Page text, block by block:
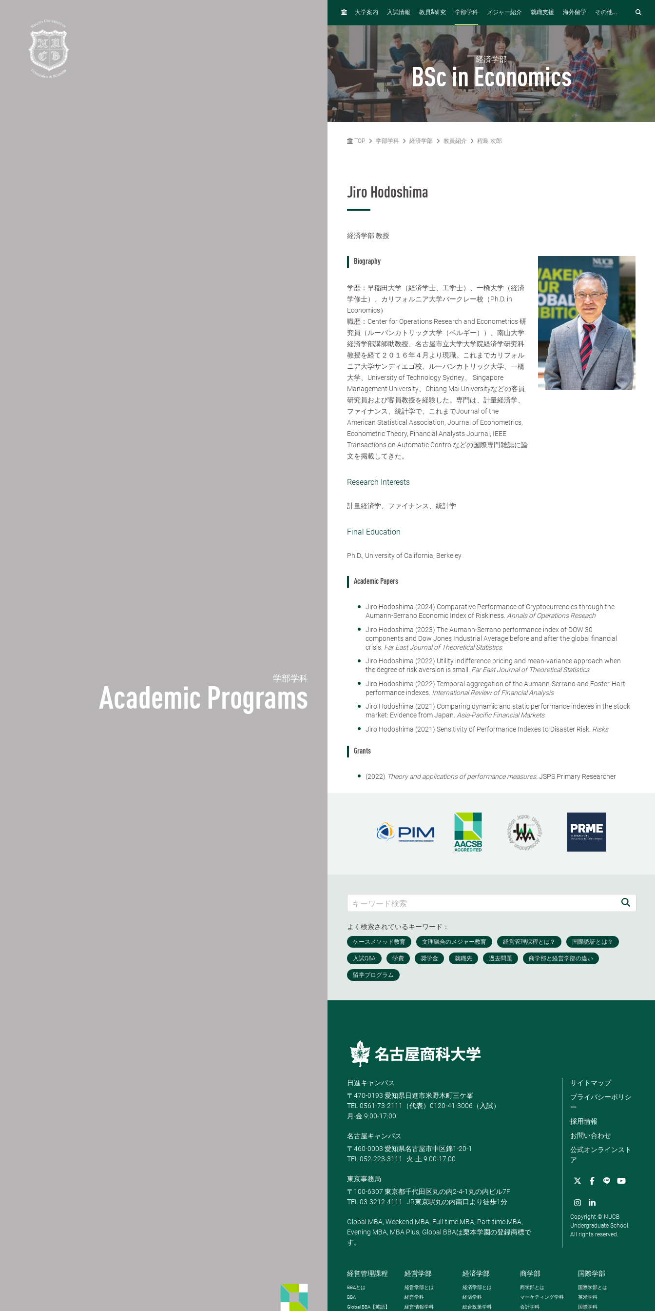
学部学科
Academic Programs
H
大学案内 入試情報 教員&研究 学部学科 メジャー紹介 就職支援 海外留学 その他...
経済学部
BSc in Economics
TOP 学部学科 経済学部 教員紹介 程島 次郎
Jiro Hodoshima
経済学部 教授
Biography
学歴：早稲田大学（経済学士、工学士）、一橋大学（経済
学修士）、カリフォルニア大学バークレー校（Ph.D. in
Economics）
職歴：Center for Operations Research and Econometrics 研
究員（ルーバンカトリック大学（ベルギー））、南山大学
経済学部講師助教授、名古屋市立大学大学院経済学研究科
教授を経て２０１６年４月より現職。これまでカリフォル
ニア大学サンディエゴ校、ルーバンカトリック大学、一橋
大学、University of Technology Sydney、 Singapore
Management University、Chiang Mai Universityなどの客員
研究員および客員教授を経験した。専門は、計量経済学、
ファイナンス、統計学で、これまでJournal of the
American Statistical Association, Journal of Econometrics,
Econometric Theory, Financial Analysts Journal, IEEE
Transactions on Automatic Controlなどの国際専門雑誌に論
文を掲載してきた。
Research Interests
計量経済学、ファイナンス、統計学
Final Education
Ph.D., University of California, Berkeley
Academic Papers
Jiro Hodoshima (2024) Comparative Performance of Cryptocurrencies through the
Aumann-Serrano Economic Index of Riskiness. Annals of Operations Reseach
Jiro Hodoshima (2023) The Aumann-Serrano performance index of DOW 30
components and Dow Jones Industrial Average before and after the global financial
crisis. Far East Journal of Theoretical Statistics
Jiro Hodoshima (2022) Utility indifference pricing and mean-variance approach when
the degree of risk aversion is small. Far East Journal of Theoretical Statistics
Jiro Hodoshima (2022) Temporal aggregation of the Aumann-Serrano and Foster-Hart
performance indexes. International Review of Financial Analysis
Jiro Hodoshima (2021) Comparing dynamic and static performance indexes in the stock
market: Evidence from Japan. Asia-Pacific Financial Markets
Jiro Hodoshima (2021) Sensitivity of Performance Indexes to Disaster Risk. Risks
Grants
(2022) Theory and applications of performance measures. JSPS Primary Researcher
よく検索されているキーワード：
日進キャンパス
〒470-0193 愛知県日進市米野木町三ケ峯
TEL 0561-73-2111（代表）0120-41-3006（入試）
月-金 9:00-17:00
名古屋キャンパス
〒460-0003 愛知県名古屋市中区錦1-20-1
TEL 052-223-3111
火-土 9:00-17:00
東京事務局
〒100-6307 東京都千代田区丸の内2-4-1丸の内ビル7F
TEL 03-3212-4111
JR東京駅丸の内南口より徒歩1分
Global MBA, Weekend MBA, Full-time MBA, Part-time MBA,
Evening MBA, MBA Plus, Global BBAは栗本学園の登録商標で
す。
サイトマップ
プライバシーポリシ
ー
採用情報
お問い合わせ
公式オンラインスト
ア
Copyright © NUCB
Undergraduate School.
All rights reserved.
経営管理課程
BBAとは
BBA
Global BBA 【英語】
経営学部
経営学部とは
経営学科
経営情報学科
経済学部
経済学部とは
経済学科
総合政策学科
商学部
商学部とは
マーケティング学科
会計学科
国際学部
国際学部とは
英米学科
国際学科